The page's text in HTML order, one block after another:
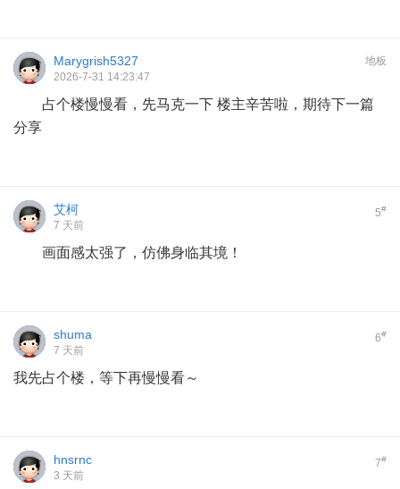
地板
Marygrish5327
2026-7-31 14:23:47
占个楼慢慢看，先马克一下 楼主辛苦啦，期待下一篇
分享
5#
艾柯
7 天前
画面感太强了，仿佛身临其境！
6#
shuma
7 天前
我先占个楼，等下再慢慢看～
7#
hnsrnc
3 天前